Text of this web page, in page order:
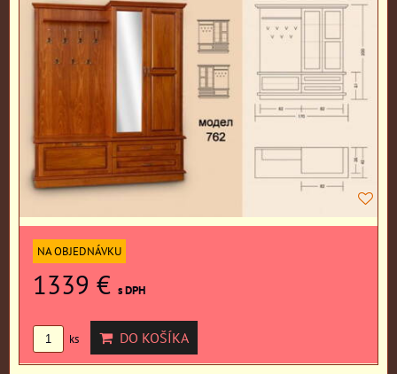
NA OBJEDNÁVKU
1339 € s DPH
ks DO KOŠÍKA